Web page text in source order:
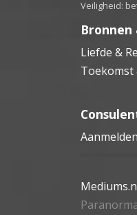
Veiligheid:
Liefde &
Toekomst